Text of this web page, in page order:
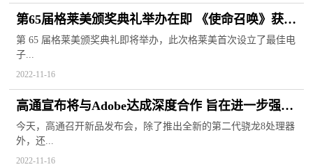
第65届格莱美颁奖典礼举办在即 《使命召唤》获电
子游戏音乐奖提名
第 65 届格莱美颁奖典礼即将举办，此次格莱美首次设立了最佳电
子...
2022-11-16
高通宣布将与Adobe达成深度合作 旨在进一步强化
产品的生产力表现
今天，高通召开新品发布会，除了推出全新的第二代骁龙8处理器
外，还...
2022-11-16